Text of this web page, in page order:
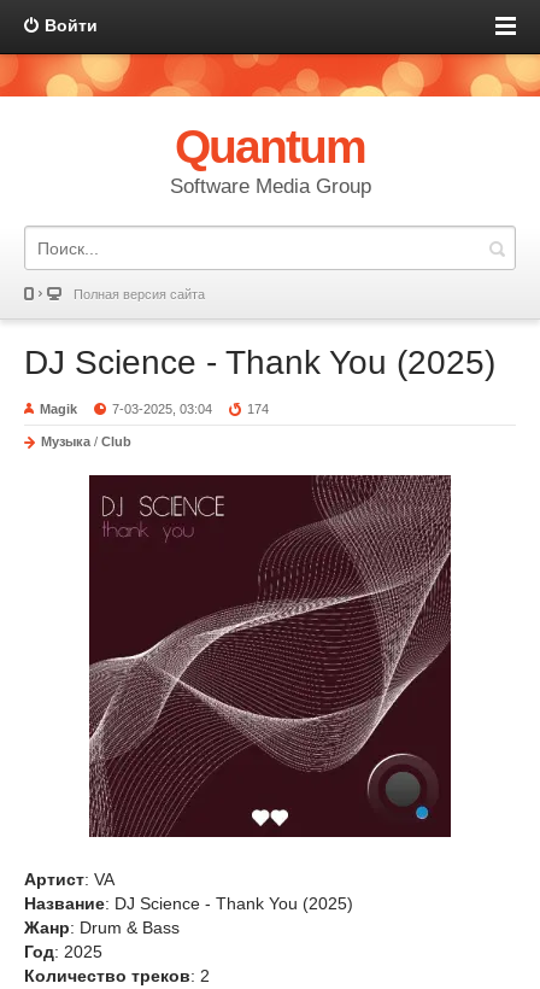
Войти
Quantum
Software Media Group
Полная версия сайта
DJ Science - Thank You (2025)
Magik 7-03-2025, 03:04 174
Музыка / Club
Артист: VA
Название: DJ Science - Thank You (2025)
Жанр: Drum & Bass
Год: 2025
Количество треков: 2